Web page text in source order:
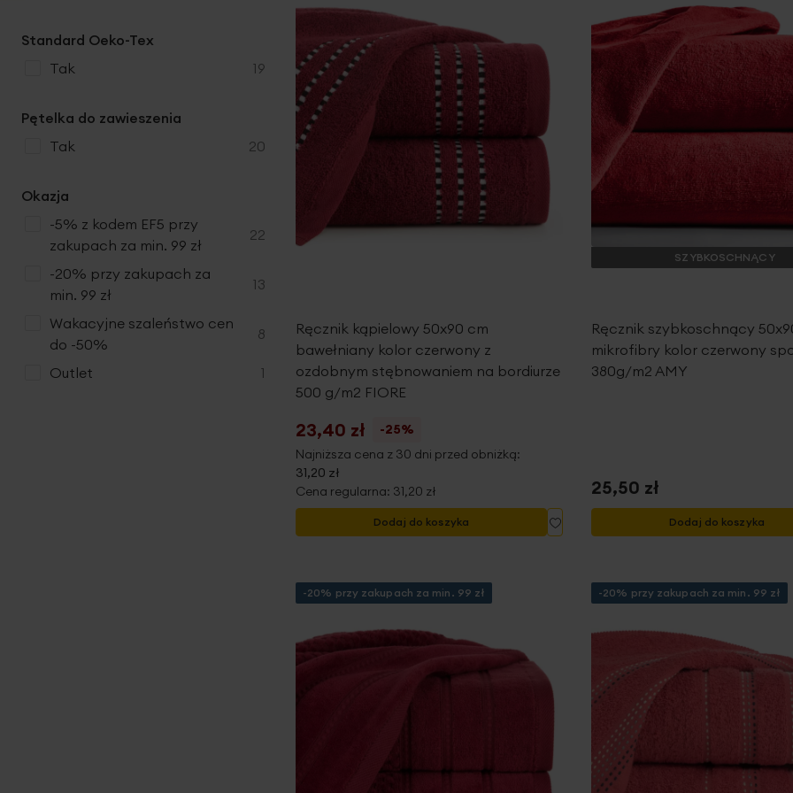
Ręcznik kąpielowy 50x90 cm
bawełniany kolor czerwony z
ozdobnym stębnowaniem na bordiurze
500 g/m2 FIORE
23,40 zł
-25%
Najniższa cena z 30 dni przed obniżką:
31,20 zł
Cena regularna: 31,20 zł
Dodaj do koszyka
do
SZYBKOSCHNĄCY
Ręcznik szybkoschnący
mikrofibry kolor czerwony
380g/m2 AMY
25,50 zł
Dodaj do koszyka
-20% przy zakupach za min. 99 zł -20% przy zakupach za min. 99 zł
Standard Oeko-Tex
tak
19
produkty
Pętelka do zawieszenia
tak
20
produkty
Okazja
-5% z kodem EF5 przy
zakupach za min. 99 zł
22
produkty
-20% przy zakupach za
min. 99 zł
13
produkty
Wakacyjne szaleństwo cen
do -50%
8
produkty
Outlet 1produkt